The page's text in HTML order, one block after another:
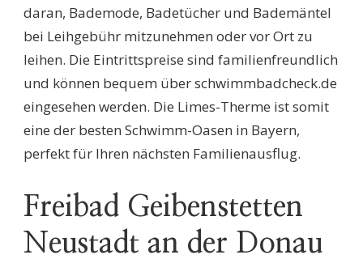
daran, Bademode, Badetücher und Bademäntel
bei Leihgebühr mitzunehmen oder vor Ort zu
leihen. Die Eintrittspreise sind familienfreundlich
und können bequem über schwimmbadcheck.de
eingesehen werden. Die Limes-Therme ist somit
eine der besten Schwimm-Oasen in Bayern,
perfekt für Ihren nächsten Familienausflug.
Freibad Geibenstetten
Neustadt an der Donau